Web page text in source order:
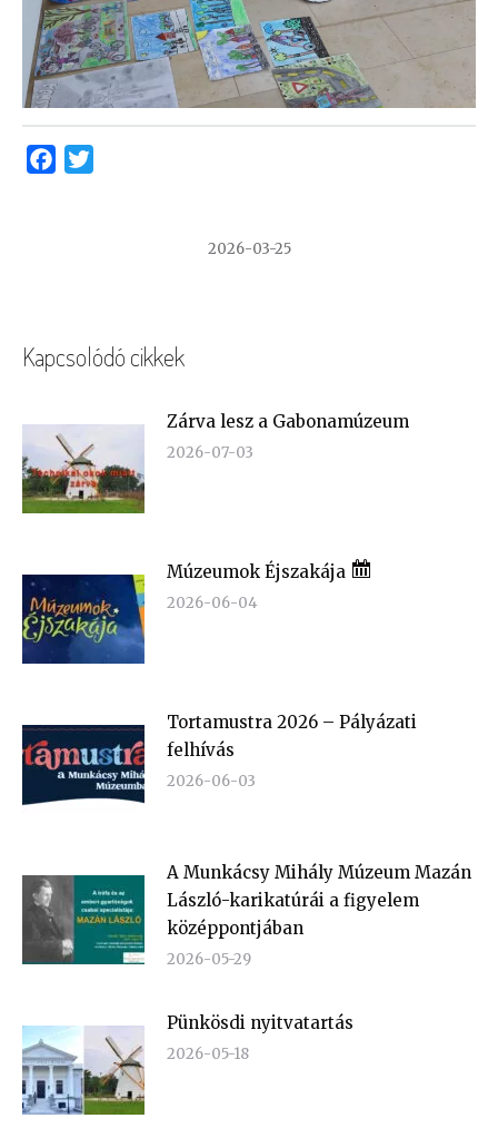
Facebook
2026-03-25
Kapcsolódó cikkek
Zárva lesz a Gabonamúzeum
2026-07-03
Múzeumok Éjszakája
2026-06-04
Tortamustra 2026 – Pályázati
felhívás
2026-06-03
A Munkácsy Mihály Múzeum Mazán
László-karikatúrái a figyelem
középpontjában
2026-05-29
Pünkösdi nyitvatartás
2026-05-18